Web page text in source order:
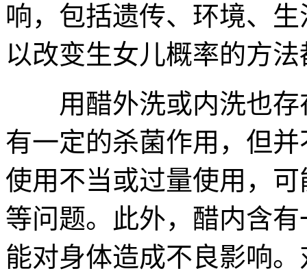
响，包括遗传、环境、
以改变生女儿概率的方
用醋外洗或内洗也存
有一定的杀菌作用，但
使用不当或过量使用，
等问题。此外，醋内含
能对身体造成不良影响